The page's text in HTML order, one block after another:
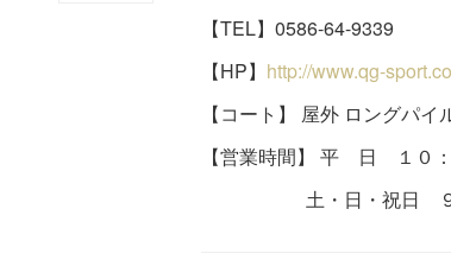
【TEL】0586-64-9339
【HP】 http://www.qg-
【コート】 屋外 ロングパイ
【営業時間】 平 日 １０
土・日・祝日 ９：